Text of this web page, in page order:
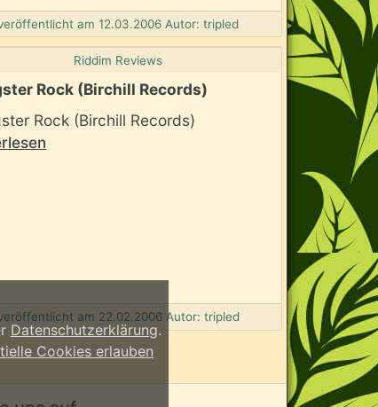
am 12.03.2006 Autor: tripled
Riddim Reviews
Rock (Birchill Records)
Rock (Birchill Records)
am 22.02.2006 Autor: tripled
Datenschutzerklärung.
Cookies erlauben